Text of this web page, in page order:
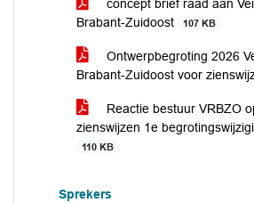
concept brief raad aan
Brabant-Zuidoost
107 KB
Ontwerpbegroting 2026
Brabant-Zuidoost voor
Reactie bestuur VRBZO
zienswijzen 1e
110 KB
Sprekers